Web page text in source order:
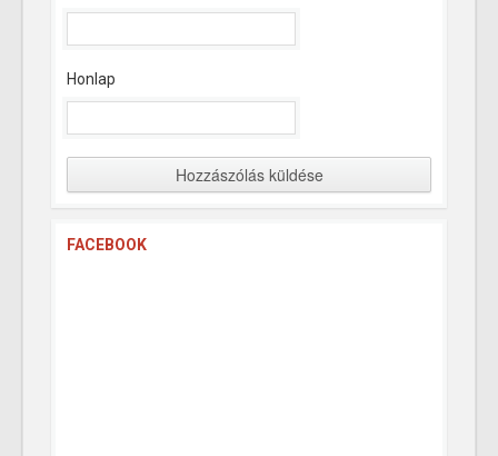
Honlap
FACEBOOK